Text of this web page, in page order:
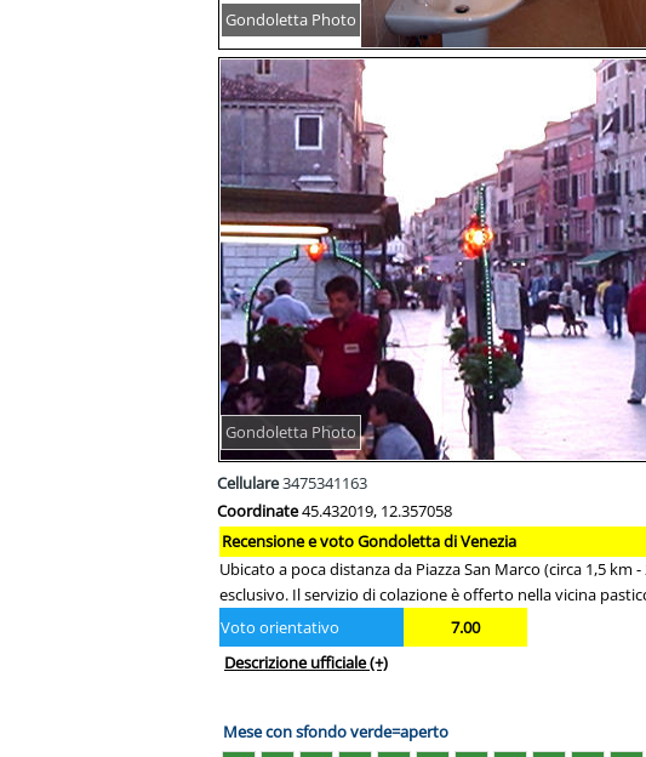
Gondoletta Photo
Gondoletta Photo
Cellulare3475341163
Coordinate45.432019, 12.357058
Recensione e voto Gondoletta di Venezia
Ubicato a poca distanza da Piazza San Marco (circa 1,5
esclusivo. Il servizio di colazione è offerto nella vicina
Voto orientativo
7.00
Descrizione ufficiale(+)
Mese con sfondo verde=aperto